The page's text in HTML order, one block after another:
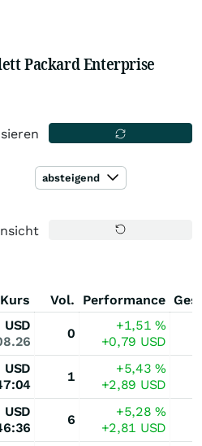
Packard Enterprise
absteigend
Vol. Performance
USD
0
+1,51%
+0,79 USD
USD
1
+5,43%
+2,89 USD
USD
6
+5,28%
+2,81 USD